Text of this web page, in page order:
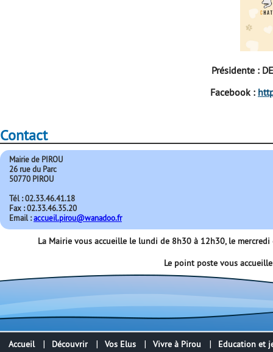
Présidente :
Facebook :
Contact
Mairie de PIROU
26 rue du Parc
50770 PIROU
Tél : 02.33.46.41.18
Fax : 02.33.46.35.20
Email :accueil.pirou@wanadoo.fr
La Mairie vous accueille le lundi de 8h30 à 12h30, le
Le point poste vous
Accueil
Découvrir
Vos Elus
Vivre à Pirou
Education et